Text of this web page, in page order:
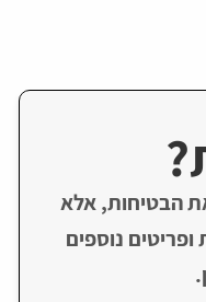
הבטיחות, אלא
נוספים